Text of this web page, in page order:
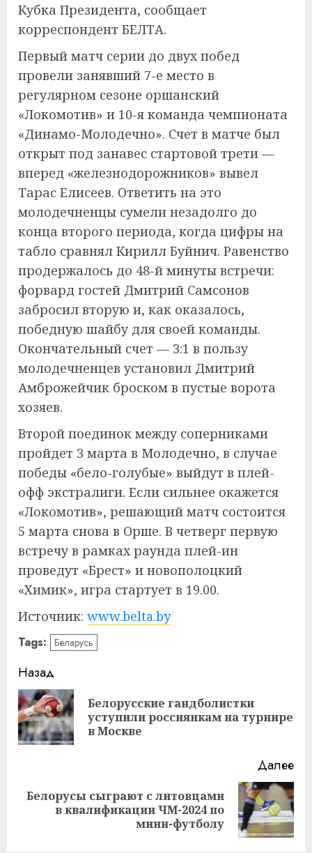
Кубка Президента, сообщает
корреспондент БЕЛТА.
Первый матч серии до двух побед
провели занявший 7-е место в
регулярном сезоне оршанский
«Локомотив» и 10-я команда чемпионата
«Динамо-Молодечно». Счет в матче был
открыт под занавес стартовой трети —
вперед «железнодорожников» вывел
Тарас Елисеев. Ответить на это
молодечненцы сумели незадолго до
конца второго периода, когда цифры на
табло сравнял Кирилл Буйнич. Равенство
продержалось до 48-й минуты встречи:
форвард гостей Дмитрий Самсонов
забросил вторую и, как оказалось,
победную шайбу для своей команды.
Окончательный счет — 3:1 в пользу
молодечненцев установил Дмитрий
Амброжейчик броском в пустые ворота
хозяев.
Второй поединок между соперниками
пройдет 3 марта в Молодечно, в случае
победы «бело-голубые» выйдут в плей-
офф экстралиги. Если сильнее окажется
«Локомотив», решающий матч состоится
5 марта снова в Орше. В четверг первую
встречу в рамках раунда плей-ин
проведут «Брест» и новополоцкий
«Химик», игра стартует в 19.00.
Источник: www.belta.by
Tags: Беларусь
Навигация
записи
Назад
Белорусские гандболистки
уступили россиянкам на турнире
в Москве
Далее
Следующая
Белорусы сыграют с литовцами
в квалификации ЧМ-2024 по
мини-футболу